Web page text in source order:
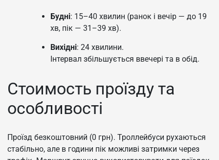
Будні: 15–40 хвилин (ранок і вечір — до 19
хв, пік — 31–39 хв).
Вихідні: 24 хвилини.
Інтервал збільшується ввечері та в обід.
Стоимость проїзду та
особливості
Проїзд безкоштовний (0 грн). Троллейбуси рухаються
стабільно, але в години пік можливі затримки через